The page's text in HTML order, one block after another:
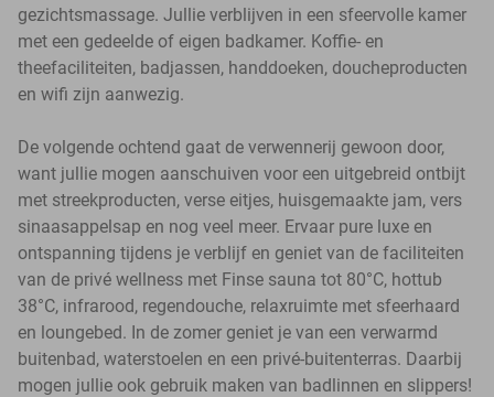
gezichtsmassage. Jullie verblijven in een sfeervolle kamer
met een gedeelde of eigen badkamer. Koffie- en
theefaciliteiten, badjassen, handdoeken, doucheproducten
en wifi zijn aanwezig.
De volgende ochtend gaat de verwennerij gewoon door,
want jullie mogen aanschuiven voor een uitgebreid ontbijt
met streekproducten, verse eitjes, huisgemaakte jam, vers
sinaasappelsap en nog veel meer. Ervaar pure luxe en
ontspanning tijdens je verblijf en geniet van de faciliteiten
van de privé wellness met Finse sauna tot 80°C, hottub
38°C, infrarood, regendouche, relaxruimte met sfeerhaard
en loungebed. In de zomer geniet je van een verwarmd
buitenbad, waterstoelen en een privé-buitenterras. Daarbij
mogen jullie ook gebruik maken van badlinnen en slippers!